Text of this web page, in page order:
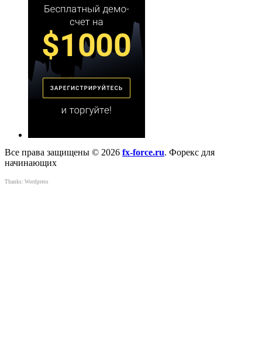
Все права защищены © 2026 fx-force.ru. Форекс для
начинающих
Thanks: Wordpress